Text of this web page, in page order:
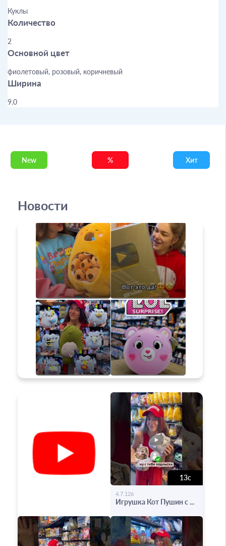
Куклы
Количество
2
Основной цвет
фиолетовый, розовый, коричневый
Ширина
9.0
New % Хит
Новости
13с
4.7.126
Игрушка Кот Пушин с ...